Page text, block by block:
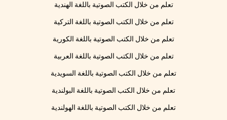
تعلم من خلال الكتب الصوتية باللغة الهندية
تعلم من خلال الكتب الصوتية باللغة التركية
تعلم من خلال الكتب الصوتية باللغة الكورية
تعلم من خلال الكتب الصوتية باللغة العربية
تعلم من خلال الكتب الصوتية باللغة السويدية
تعلم من خلال الكتب الصوتية باللغة البولندية
تعلم من خلال الكتب الصوتية باللغة الهولندية